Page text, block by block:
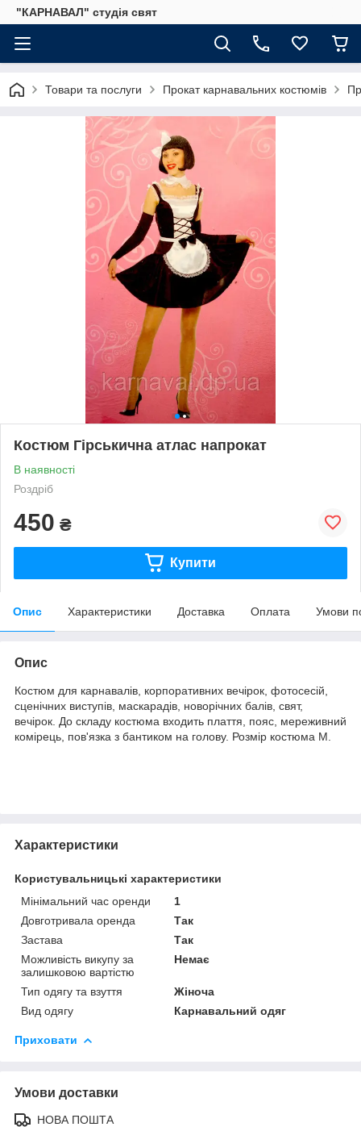
"КАРНАВАЛ" студія свят
Товари та послуги Прокат карнавальних костюмів
Костюм Гірськична атлас напрокат
В наявності
Роздріб
450 ₴
Купити
Опис Характеристики Доставка Оплата Умови
Опис
Костюм для карнавалів, корпоративних вечірок, фотосесій,
сценічних виступів, маскарадів, новорічних балів, свят,
вечірок. До складу костюма входить плаття, пояс, мереживний
комірець, пов'язка з бантиком на голову. Розмір костюма M.
Характеристики
Користувальницькі характеристики
Мінімальний час оренди
1
Довготривала оренда
Так
Застава
Так
Можливість викупу за
залишковою вартістю
Немає
Тип одягу та взуття
Жіноча
Вид одягу
Карнавальний одяг
Приховати
Умови доставки
НОВА ПОШТА